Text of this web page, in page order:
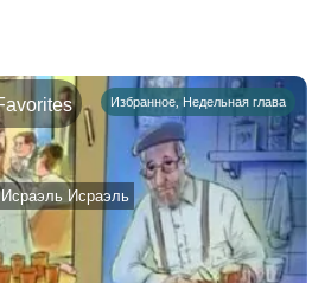
Избранное Недельная глава
Исраэль